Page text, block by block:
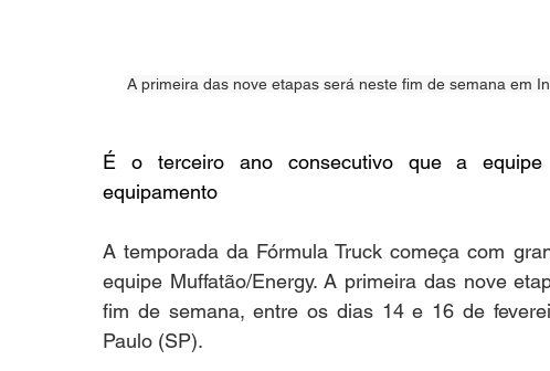
A primeira das nove etapas será neste fim de semana em
É o terceiro ano consecutivo que a equipe
equipamento
A temporada da Fórmula Truck começa com
equipe Muffatão/Energy. A primeira das nove
fim de semana, entre os dias 14 e 16 de
Paulo (SP).